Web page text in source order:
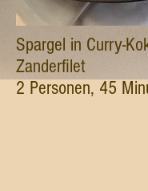
Spargel in Curry-
Zanderfilet
2 Personen, 45